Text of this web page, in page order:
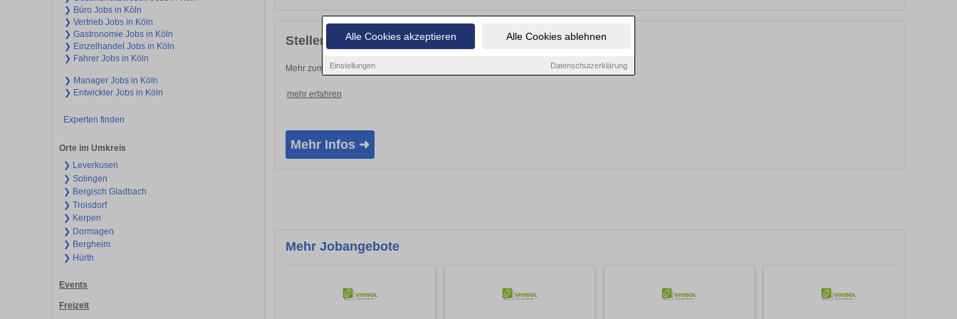
Alle Cookies akzeptieren Alle Cookies ablehnen
Einstellungen Datenschutzerklärung
❯ Büro Jobs in Köln
❯ Vertrieb Jobs in Köln
❯ Gastronomie Jobs in Köln
❯ Einzelhandel Jobs in Köln
❯ Fahrer Jobs in Köln
❯ Manager Jobs in Köln
❯ Entwickler Jobs in Köln
Experten finden
Orte im Umkreis
❯ Leverkusen
❯ Solingen
❯ Bergisch Gladbach
❯ Troisdorf
❯ Kerpen
❯ Dormagen
❯ Bergheim
❯ Hürth
Events
Freizeit
Stellenbeschreibung:
Mehr zum Stellenangebot Kirchenmusiker (m/w/d):
mehr erfahren
Mehr Infos ➜
Mehr Jobangebote